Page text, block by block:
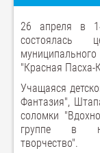
26 апреля в
состоялась
"Красная Пасха-
Учащаяся
Фантазия",
соломки
группе в
творчество".